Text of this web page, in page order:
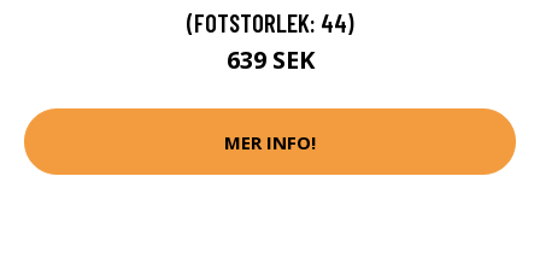
(FOTSTORLEK: 44)
639 SEK
MER INFO!